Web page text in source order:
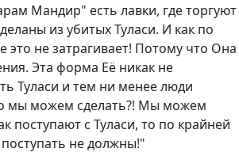
Мандир" есть лавки, где торгуют
из убитых Туласи. И как по
это не затрагивает! Потому что Она
Эта форма Её никак не
Туласи и тем ни менее люди
мы можем сделать?! Мы можем
поступают с Туласи, то по крайней
не должны!"